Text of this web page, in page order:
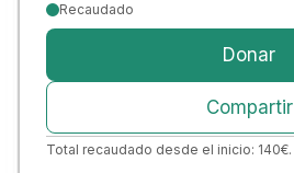
Recaudado
Donar
Compartir
Total recaudado desde el inicio: 140€.